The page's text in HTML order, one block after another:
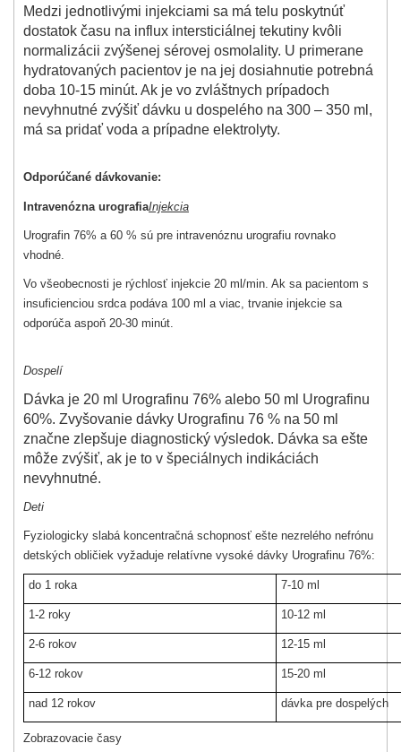
Medzi jednotlivými injekciami sa má telu poskytnúť
dostatok času na influx intersticiálnej tekutiny kvôli
normalizácii zvýšenej sérovej osmolality. U primerane
hydratovaných pacientov je na jej dosiahnutie potrebná
doba 10-15 minút. Ak je vo zvláštnych prípadoch
nevyhnutné zvýšiť dávku u dospelého na 300 – 350 ml,
má sa pridať voda a prípadne elektrolyty.
Odporúčané dávkovanie:
Intravenózna urografiaInjekcia
Urografin 76% a 60 % sú pre intravenóznu urografiu rovnako
vhodné.
Vo všeobecnosti je rýchlosť injekcie 20 ml/min. Ak sa pacientom s
insuficienciou srdca podáva 100 ml a viac, trvanie injekcie sa
odporúča aspoň 20-30 minút.
Dospelí
Dávka je 20 ml Urografinu 76% alebo 50 ml Urografinu
60%. Zvyšovanie dávky Urografinu 76 % na 50 ml
značne zlepšuje diagnostický výsledok. Dávka sa ešte
môže zvýšiť, ak je to v špeciálnych indikáciách
nevyhnutné.
Deti
Fyziologicky slabá koncentračná schopnosť ešte nezrelého nefrónu
detských obličiek vyžaduje relatívne vysoké dávky Urografinu 76%:
do 1 roka 7-10 ml
1-2 roky 10-12 ml
2-6 rokov 12-15 ml
6-12 rokov 15-20 ml
nad 12 rokov dávka pre dospelých
Zobrazovacie časy